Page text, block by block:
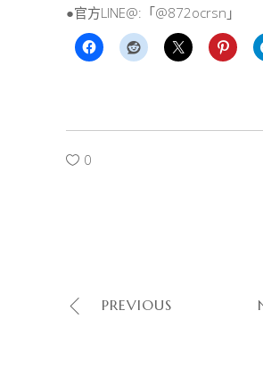
●官方LINE@:「@872ocrsn」
0
PREVIOUS